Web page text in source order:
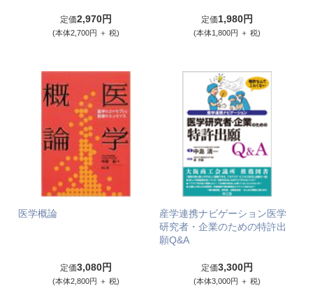
定価2,970円
(本体2,700円 ＋ 税)
定価1,980円
(本体1,800円 ＋ 税)
医学概論
定価3,080円
(本体2,800円 ＋ 税)
産学連携ナビゲーション医学
研究者・企業のための特許出
願Q&A
定価3,300円
(本体3,000円 ＋ 税)